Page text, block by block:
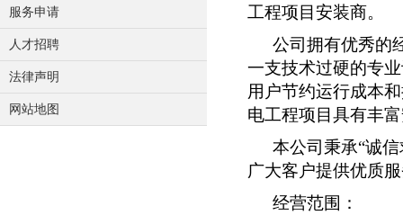
服务申请
人才招聘
法律声明
网站地图
工程项目安装商。
公司拥有优秀的
一支技术过硬的专
用户节约运行成本
电工程项目具有丰
本公司秉承“诚
广大客户提供优质
经营范围：